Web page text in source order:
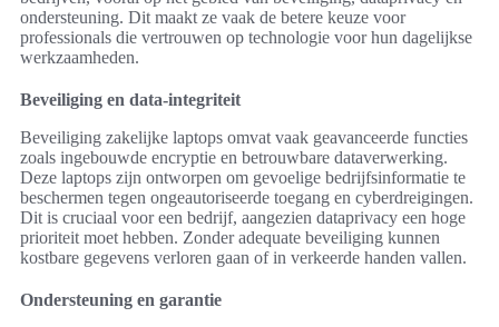
ondersteuning. Dit maakt ze vaak de betere keuze voor
professionals die vertrouwen op technologie voor hun dagelijkse
werkzaamheden.
Beveiliging en data-integriteit
Beveiliging zakelijke laptops omvat vaak geavanceerde functies
zoals ingebouwde encryptie en betrouwbare dataverwerking.
Deze laptops zijn ontworpen om gevoelige bedrijfsinformatie te
beschermen tegen ongeautoriseerde toegang en cyberdreigingen.
Dit is cruciaal voor een bedrijf, aangezien dataprivacy een hoge
prioriteit moet hebben. Zonder adequate beveiliging kunnen
kostbare gegevens verloren gaan of in verkeerde handen vallen.
Ondersteuning en garantie